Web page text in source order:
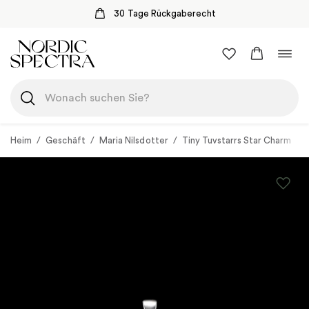
30 Tage Rückgaberecht
Inhalt
springen
Heim / Geschäft / Maria Nilsdotter / Tiny Tuvstarrs Star Charm